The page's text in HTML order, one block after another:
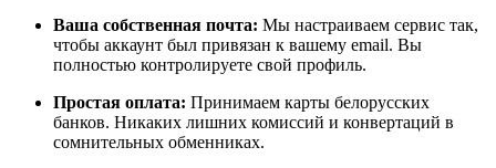
Ваша собственная почта: Мы настраиваем сервис так,
чтобы аккаунт был привязан к вашему email. Вы
полностью контролируете свой профиль.
Простая оплата: Принимаем карты белорусских
банков. Никаких лишних комиссий и конвертаций в
сомнительных обменниках.